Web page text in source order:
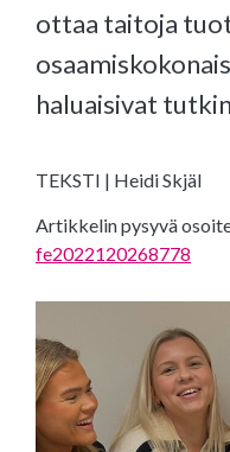
ottaa taitoja
haluaisivat
TEKSTI | Heidi Skjäl
Artikkelin pysyvä
fe2022120268778